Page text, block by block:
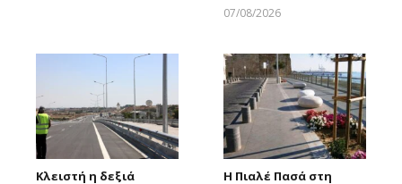
07/08/2026
Κλειστή η δεξιά
Η Πιαλέ Πασά στη